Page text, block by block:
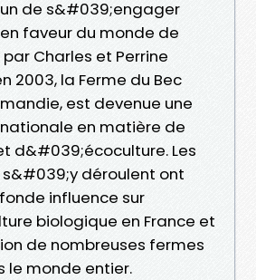
de s&#039;engager
faveur du monde de
Charles et Perrine
2003, la Ferme du Bec
est devenue une
en matière de
d&#039;écoculture. Les
déroulent ont
influence sur
biologique en France et
de nombreuses fermes
le monde entier.